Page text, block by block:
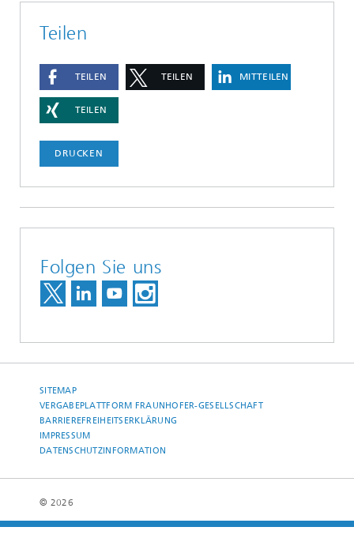
Teilen
TEILEN TEILEN MITTEILEN
TEILEN
DRUCKEN
Folgen Sie uns
SITEMAP
VERGABEPLATTFORM FRAUNHOFER-GESELLSCHAFT
BARRIEREFREIHEITSERKLÄRUNG
IMPRESSUM
DATENSCHUTZINFORMATION
© 2026